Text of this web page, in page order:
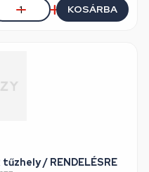
KOSÁRBA
/ RENDELÉSRE